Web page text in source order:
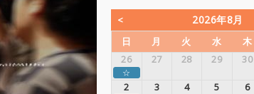
2026年8月
日 月 火 水 木
26
27 28 29 30
☆
2 3 4 5 6